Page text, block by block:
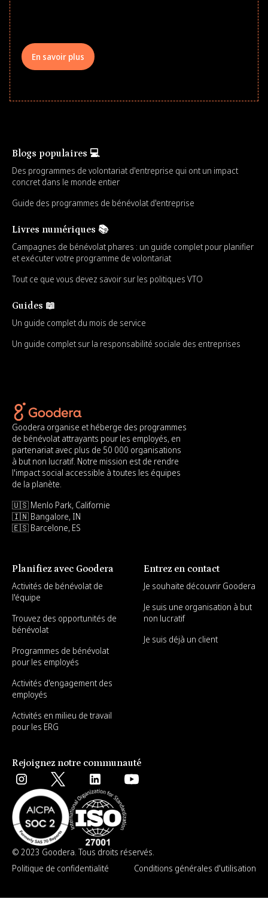
En savoir plus
Blogs populaires 💻
Des programmes de volontariat d'entreprise qui ont un impact
concret dans le monde entier
Guide des programmes de bénévolat d'entreprise
Livres numériques 📚
Campagnes de bénévolat phares : un guide complet pour planifier
et exécuter votre programme de volontariat
Tout ce que vous devez savoir sur les politiques VTO
Guides 📖
Un guide complet du mois de service
Un guide complet sur la responsabilité sociale des entreprises
Goodera organise et héberge des programmes
de bénévolat attrayants pour les employés, en
partenariat avec plus de 50 000 organisations
à but non lucratif. Notre mission est de rendre
l'impact social accessible à toutes les équipes
de la planète.
🇺🇸 Menlo Park, Californie
🇮🇳 Bangalore, IN
🇪🇸 Barcelone, ES
Planifiez avec Goodera
Activités de bénévolat de
l'équipe
Trouvez des opportunités de
bénévolat
Programmes de bénévolat
pour les employés
Activités d'engagement des
employés
Activités en milieu de travail
pour les ERG
Entrez en contact
Je souhaite découvrir Goodera
Je suis une organisation à but
non lucratif
Je suis déjà un client
Rejoignez notre communauté
© 2023 Goodera. Tous droits réservés.
Politique de confidentialité
Conditions générales d'utilisation